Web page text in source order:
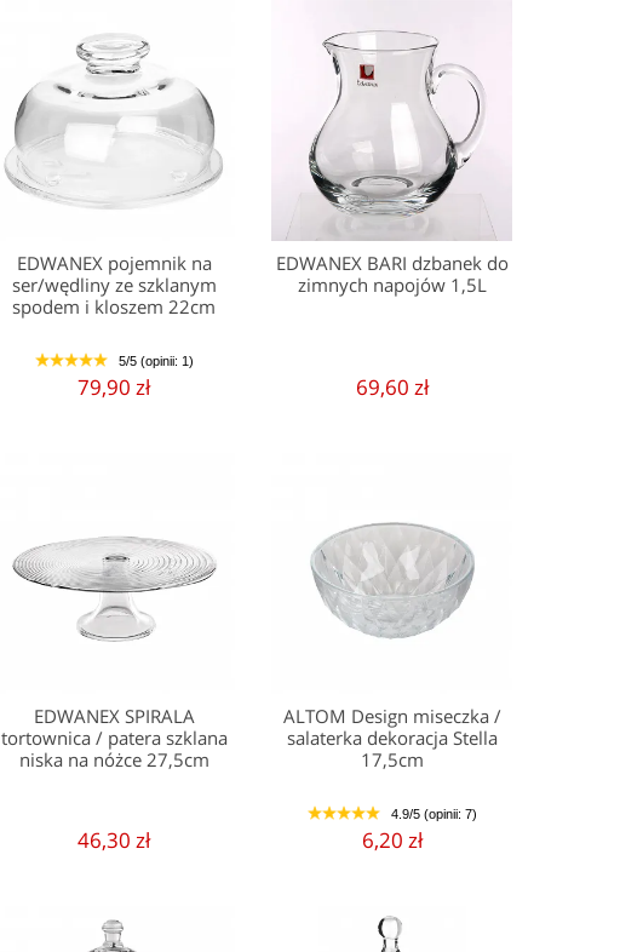
EDWANEX pojemnik na
ser/wędliny ze szklanym
spodem i kloszem 22cm
1 2 3 4 5 5/5 (opinii: 1)
79,90 zł
EDWANEX BARI dzbanek do
zimnych napojów 1,5L
69,60 zł
EDWANEX SPIRALA
tortownica / patera szklana
niska na nóżce 27,5cm
46,30 zł
ALTOM Design miseczka /
salaterka dekoracja Stella
17,5cm
1 2 3 4 5 4.9/5 (opinii: 7)
6,20 zł